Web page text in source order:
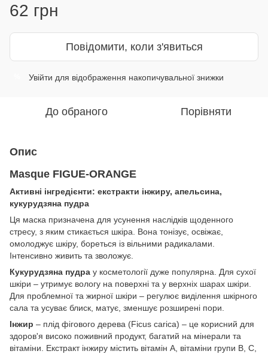
62 грн
Повідомити, коли з'явиться
Увійти для відображення накопичувальної знижки
До обраного Порівняти
Опис
Masque FIGUE-ORANGE
Активні інгредієнти: екстракти інжиру, апельсина,
кукурудзяна пудра
Ця маска призначена для усунення наслідків щоденного
стресу, з яким стикається шкіра. Вона тонізує, освіжає,
омолоджує шкіру, бореться із вільними радикалами.
Інтенсивно живить та зволожує.
Кукурудзяна пудра у косметології дуже популярна. Для сухої
шкіри – утримує вологу на поверхні та у верхніх шарах шкіри.
Для проблемної та жирної шкіри – регулює виділення шкірного
сала та усуває блиск, матує, зменшує розширені пори.
Інжир – плід фігового дерева (Ficus carica) – це корисний для
здоров'я високо поживний продукт, багатий на мінерали та
вітаміни. Екстракт інжиру містить вітамін А, вітаміни групи В, С,